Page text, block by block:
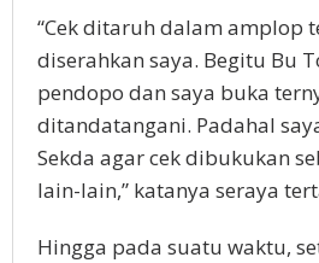
“Cek ditaruh dalam amplop
diserahkan saya. Begitu Bu
pendopo dan saya buka
ditandatangani. Padahal
Sekda agar cek dibukukan
lain-lain,” katanya seraya
Hingga pada suatu waktu,